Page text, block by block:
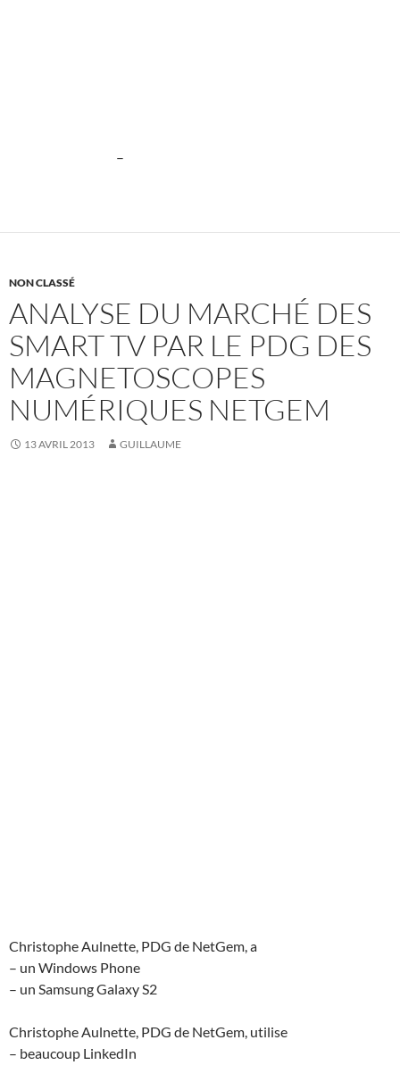
–
NON CLASSÉ
ANALYSE DU MARCHÉ DES
SMART TV PAR LE PDG DES
MAGNETOSCOPES
NUMÉRIQUES NETGEM
13 AVRIL 2013 GUILLAUME
Christophe Aulnette, PDG de NetGem, a
– un Windows Phone
– un Samsung Galaxy S2
Christophe Aulnette, PDG de NetGem, utilise
– beaucoup LinkedIn